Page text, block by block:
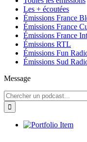
Les + écoutées
Émissions France
Émissions France
Émissions France
Émissions RTL
Émissions Fun
Émissions Sud
Message